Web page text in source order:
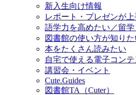
新入生向け情報
レポート・プレゼンが
語学力を高めたい／留学
図書館の使い方が知りた
本をたくさん読みたい
自宅で使える電子コンテ
講習会・イベント
Cute.Guides
図書館TA（Cuter）